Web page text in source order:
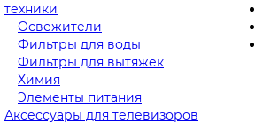
техники
Освежители
Фильтры для воды
Фильтры для вытяжек
Химия
Элементы питания
Аксессуары для телевизоров